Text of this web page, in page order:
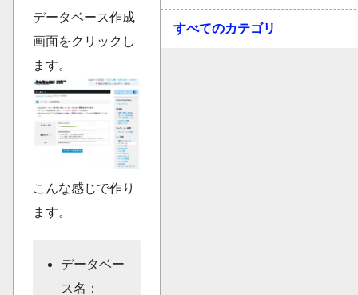
データベース作成
画面をクリックし
ます。
こんな感じで作り
ます。
データベー
ス名：
すべてのカテゴリ